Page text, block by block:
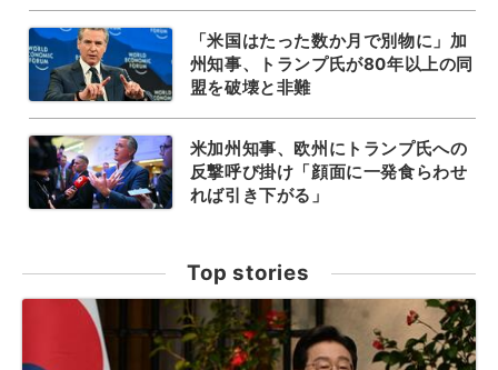
「米国はたった数か月で別物に」加
州知事、トランプ氏が80年以上の同
盟を破壊と非難
米加州知事、欧州にトランプ氏への
反撃呼び掛け「顔面に一発食らわせ
れば引き下がる」
Top stories